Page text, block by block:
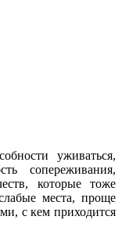
уживаться,
сопереживания,
которые тоже
места, проще
с кем приходится